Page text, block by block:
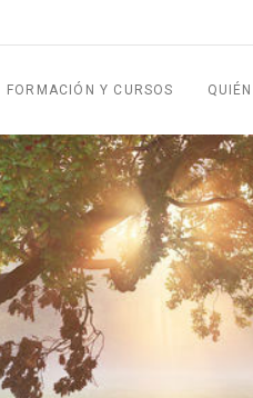
FORMACIÓN Y CURSOS